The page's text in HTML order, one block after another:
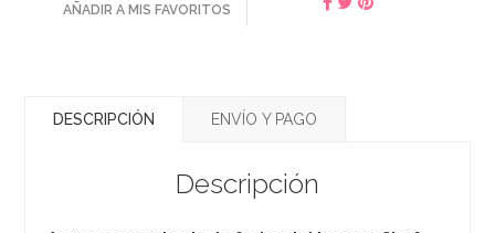
AÑADIR A MIS FAVORITOS
DESCRIPCIÓN ENVÍO Y PAGO
Descripción